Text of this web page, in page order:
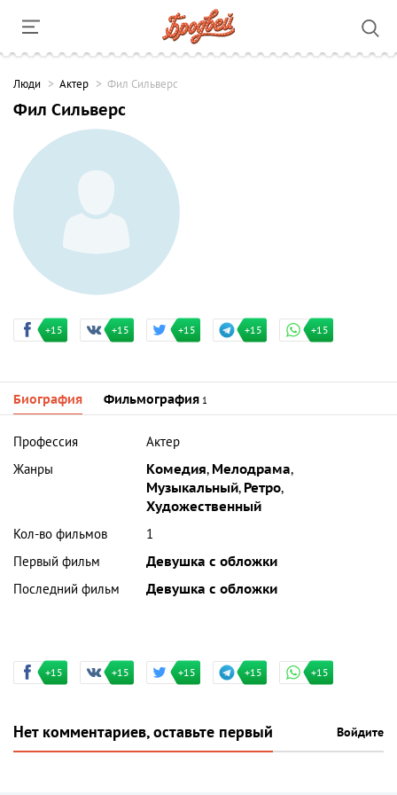
Люди Актер Фил Сильверс
Фил Сильверс
+15 +15 +15 +15 +15
Биография Фильмография 1
Профессия
Актер
Жанры
Комедия, Мелодрама,
Музыкальный, Ретро,
Художественный
Кол-во фильмов
1
Первый фильм
Девушка с обложки
Последний фильм
Девушка с обложки
+15 +15 +15 +15 +15
Нет комментариев, оставьте первый Войдите